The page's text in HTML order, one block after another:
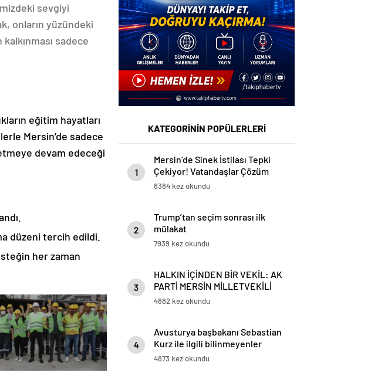
sevgiyi
onların yüzündeki
sadece
eğitim hayatları
Mersin’de sadece
devam edeceği
düzeni tercih edildi.
her zaman
KATEGORİNİN POPÜLERLERİ
1
Mersin’de Sinek İstilası Tepki
Çekiyor! Vatandaşlar Çözüm
Bekliyor
8384 kez okundu
2
Trump’tan seçim sonrası ilk
mülakat
7939 kez okundu
3
HALKIN İÇİNDEN BİR VEKİL: AK
PARTİ MERSİN MİLLETVEKİLİ
HAVVA SİBEL SÖYLEMEZ DAĞ
4882 kez okundu
4
Avusturya başbakanı Sebastian
Kurz ile ilgili bilinmeyenler
4873 kez okundu